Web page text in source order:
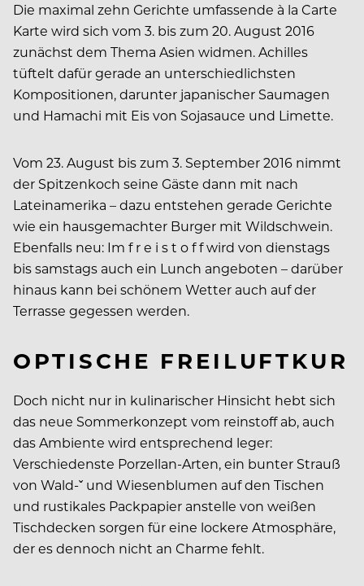
Die maximal zehn Gerichte umfassende à la Carte
Karte wird sich vom 3. bis zum 20. August 2016
zunächst dem Thema Asien widmen. Achilles
tüftelt dafür gerade an unterschiedlichsten
Kompositionen, darunter japanischer Saumagen
und Hamachi mit Eis von Sojasauce und Limette.
Vom 23. August bis zum 3. September 2016 nimmt
der Spitzenkoch seine Gäste dann mit nach
Lateinamerika – dazu entstehen gerade Gerichte
wie ein hausgemachter Burger mit Wildschwein.
Ebenfalls neu: Im f r e i s t o f f wird von dienstags
bis samstags auch ein Lunch angeboten – darüber
hinaus kann bei schönem Wetter auch auf der
Terrasse gegessen werden.
OPTISCHE FREILUFTKUR
Doch nicht nur in kulinarischer Hinsicht hebt sich
das neue Sommerkonzept vom reinstoff ab, auch
das Ambiente wird entsprechend leger:
Verschiedenste Porzellan-Arten, ein bunter Strauß
von Wald-ˇ und Wiesenblumen auf den Tischen
und rustikales Packpapier anstelle von weißen
Tischdecken sorgen für eine lockere Atmosphäre,
der es dennoch nicht an Charme fehlt.